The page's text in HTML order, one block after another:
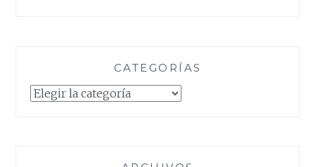
CATEGORÍAS
Categorías